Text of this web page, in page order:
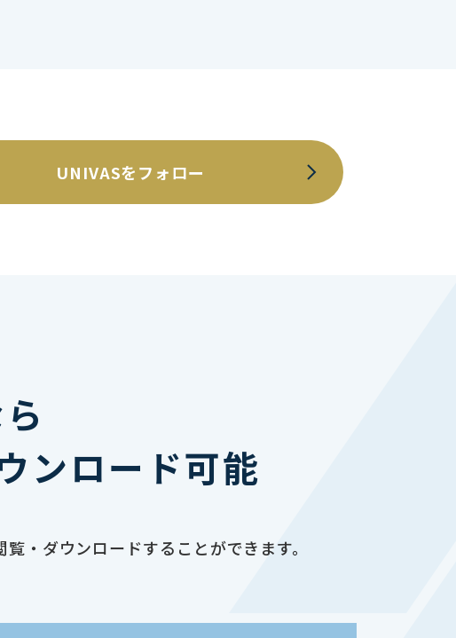
UNIVASをフォロー
ンロード可能
・ダウンロードすることができます。